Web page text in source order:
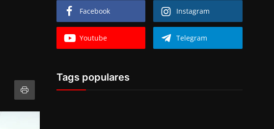
Facebook Instagram
Youtube Telegram
Tags populares